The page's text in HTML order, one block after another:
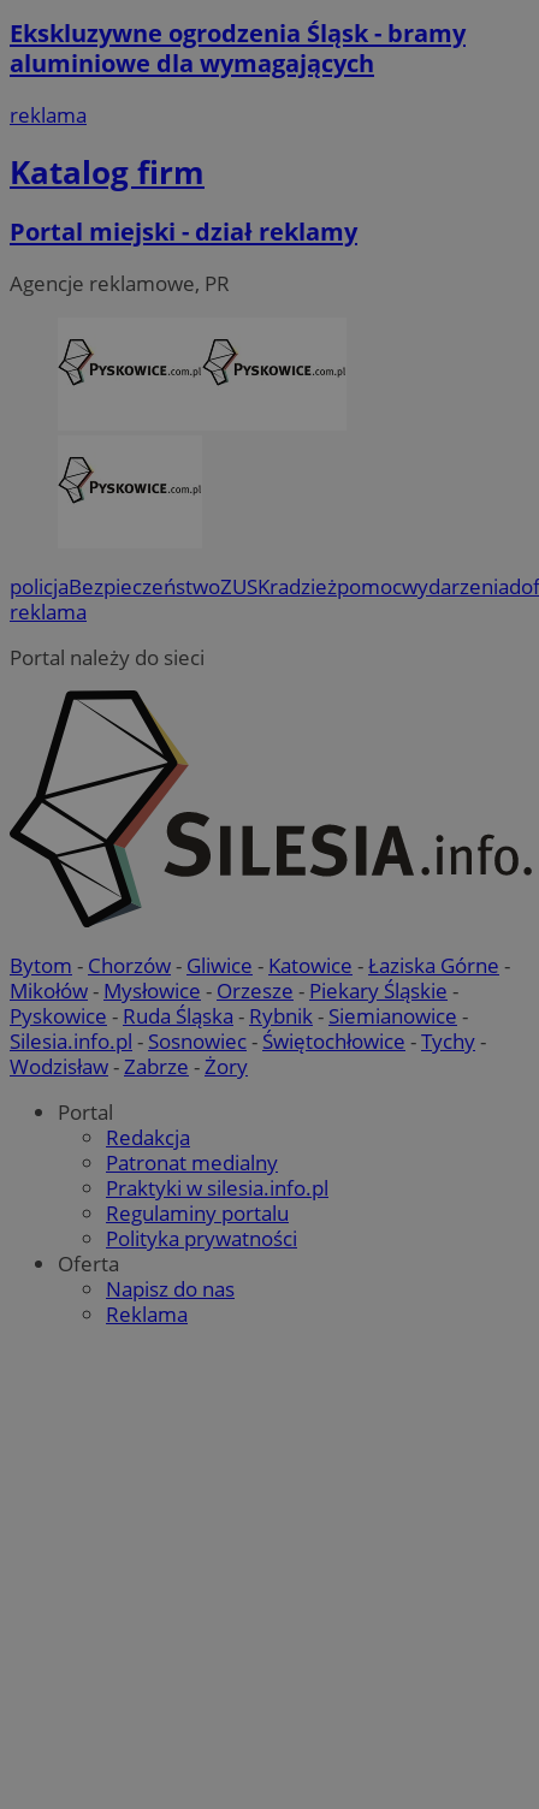
Ekskluzywne ogrodzenia Śląsk - bramy
aluminiowe dla wymagających
reklama
Katalog firm
Portal miejski - dział reklamy
Agencje reklamowe, PR
policjaBezpieczeństwoZUSKradzieżpomocwydarzenia
reklama
Portal należy do sieci
Bytom - Chorzów- Gliwice - Katowice -Łaziska Górne -
Mikołów- Mysłowice - Orzesze - Piekary Śląskie -
Pyskowice - Ruda Śląska - Rybnik- Siemianowice -
Silesia.info.pl - Sosnowiec- Świętochłowice -Tychy-
Wodzisław-Zabrze -Żory
Portal
Redakcja
Patronat medialny
Praktyki w silesia.info.pl
Regulaminy portalu
Polityka prywatności
Oferta
Napisz do nas
Reklama